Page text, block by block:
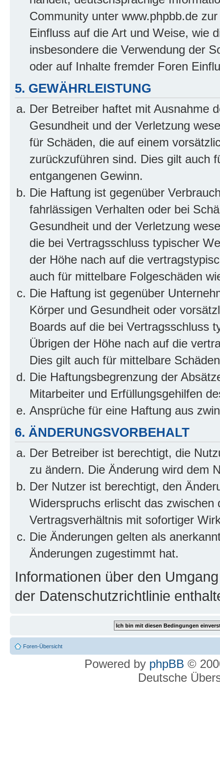
Community unter www.phpbb.de
Einfluss auf die Art und Weise, wie
insbesondere die Verwendung der
oder auf Inhalte fremder Foren
5. GEWÄHRLEISTUNG
Der Betreiber haftet mit Ausnahme
Gesundheit und der Verletzung
für Schäden, die auf einem
zurückzuführen sind. Dies gilt auch
entgangenen Gewinn.
Die Haftung ist gegenüber
fahrlässigen Verhalten oder bei
Gesundheit und der Verletzung
die bei Vertragsschluss typischer
der Höhe nach auf die
auch für mittelbare Folgeschäden
Die Haftung ist gegenüber
Körper und Gesundheit oder
Boards auf die bei Vertragsschluss
Übrigen der Höhe nach auf die
Dies gilt auch für mittelbare
Die Haftungsbegrenzung der
Mitarbeiter und Erfüllungsgehilfen
Ansprüche für eine Haftung aus
6. ÄNDERUNGSVORBEHALT
Der Betreiber ist berechtigt, die
zu ändern. Die Änderung wird dem
Der Nutzer ist berechtigt, den
Widerspruchs erlischt das
Vertragsverhältnis mit sofortiger
Die Änderungen gelten als
Änderungen zugestimmt hat.
Informationen über den
der Datenschutzrichtlinie
Foren-Übersicht
Powered by phpBB ©
Deutsche